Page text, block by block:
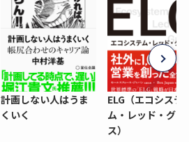
計画しない人はうま
くいく
ELG（エコシステ
ム・レッド・グロ
ス）